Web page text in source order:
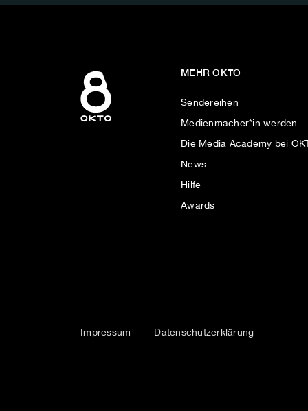
MEHR OKTO
Sendereihen
Medienmacher*in werden
Die Media Academy bei
News
Hilfe
Awards
Impressum Datenschutzerklärung